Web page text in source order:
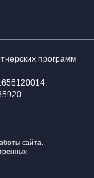
программ
.
сайта,